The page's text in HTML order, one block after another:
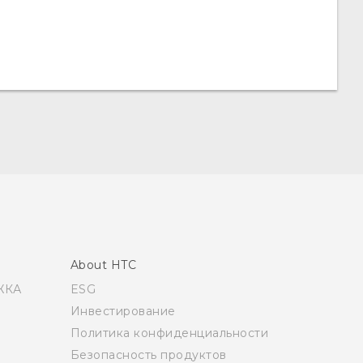
About HTC
ESG
Инвестирование
Политика конфиденциальности
Безопасность продуктов